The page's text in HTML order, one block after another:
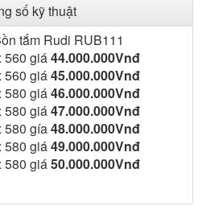
cao cấp, bề mặt nhẵn mịn,
vàng và dễ lau chùi.
sự thoáng đãng và sang trọng
an toàn cho người sử dụng.
ngâm thư giãn, giúp xua tan
và hiện đại cho không gian
số kỹ thuật
tắm Rudi RUB111
560 giá44.000.000Vnđ
560 giá45.000.000Vnđ
580 giá46.000.000Vnđ
580 giá47.000.000Vnđ
580 gía48.000.000Vnđ
580 giá49.000.000Vnđ
580 giá50.000.000Vnđ